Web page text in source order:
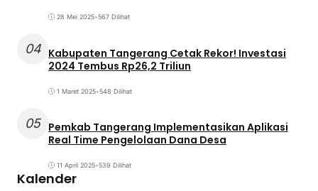
28 Mei 2025•567 Dilihat
04 Kabupaten Tangerang Cetak Rekor! Investasi
2024 Tembus Rp26,2 Triliun
1 Maret 2025•548 Dilihat
05 Pemkab Tangerang Implementasikan Aplikasi
Real Time Pengelolaan Dana Desa
11 April 2025•539 Dilihat
Kalender